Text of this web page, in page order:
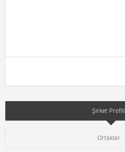
Şirket Profili
Ortaklar